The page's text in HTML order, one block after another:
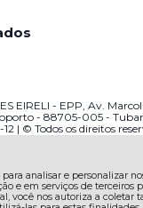
analisar e personalizar
e em serviços de terceiros
você nos autoriza a coletar
EIRELI - EPP, Av.
- 88705-005 -
12 | © Todos os direitos